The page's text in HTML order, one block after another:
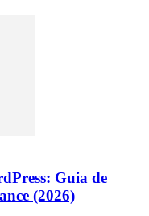
Guia de
(2026)